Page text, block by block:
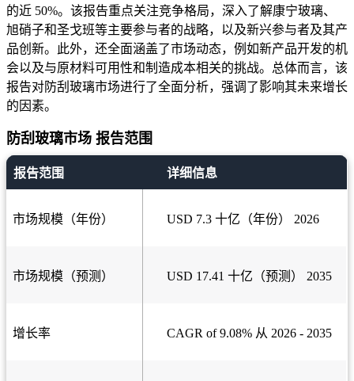
的近 50%。该报告重点关注竞争格局，深入了解康宁玻璃、
旭硝子和圣戈班等主要参与者的战略，以及新兴参与者及其产
品创新。此外，还全面涵盖了市场动态，例如新产品开发的机
会以及与原材料可用性和制造成本相关的挑战。总体而言，该
报告对防刮玻璃市场进行了全面分析，强调了影响其未来增长
的因素。
防刮玻璃市场 报告范围
报告范围 详细信息
市场规模（年份） USD 7.3 十亿（年份） 2026
市场规模（预测） USD 17.41 十亿（预测） 2035
增长率 CAGR of 9.08% 从 2026 - 2035